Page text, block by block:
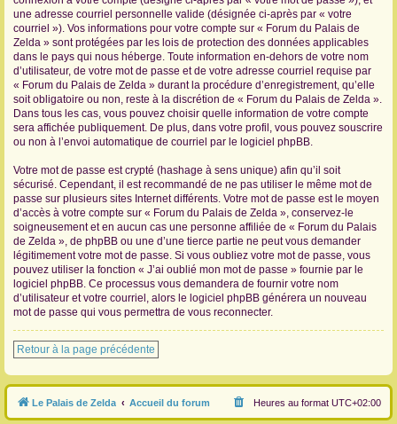
une adresse courriel personnelle valide (désignée ci-après par « votre
courriel »). Vos informations pour votre compte sur « Forum du Palais de
Zelda » sont protégées par les lois de protection des données applicables
dans le pays qui nous héberge. Toute information en-dehors de votre nom
d’utilisateur, de votre mot de passe et de votre adresse courriel requise par
« Forum du Palais de Zelda » durant la procédure d’enregistrement, qu’elle
soit obligatoire ou non, reste à la discrétion de « Forum du Palais de Zelda ».
Dans tous les cas, vous pouvez choisir quelle information de votre compte
sera affichée publiquement. De plus, dans votre profil, vous pouvez souscrire
ou non à l’envoi automatique de courriel par le logiciel phpBB.
Votre mot de passe est crypté (hashage à sens unique) afin qu’il soit
sécurisé. Cependant, il est recommandé de ne pas utiliser le même mot de
passe sur plusieurs sites Internet différents. Votre mot de passe est le moyen
d’accès à votre compte sur « Forum du Palais de Zelda », conservez-le
soigneusement et en aucun cas une personne affiliée de « Forum du Palais
de Zelda », de phpBB ou une d’une tierce partie ne peut vous demander
légitimement votre mot de passe. Si vous oubliez votre mot de passe, vous
pouvez utiliser la fonction « J’ai oublié mon mot de passe » fournie par le
logiciel phpBB. Ce processus vous demandera de fournir votre nom
d’utilisateur et votre courriel, alors le logiciel phpBB générera un nouveau
mot de passe qui vous permettra de vous reconnecter.
Retour à la page précédente
Le Palais de Zelda Accueil du forum Heures au format UTC+02:00